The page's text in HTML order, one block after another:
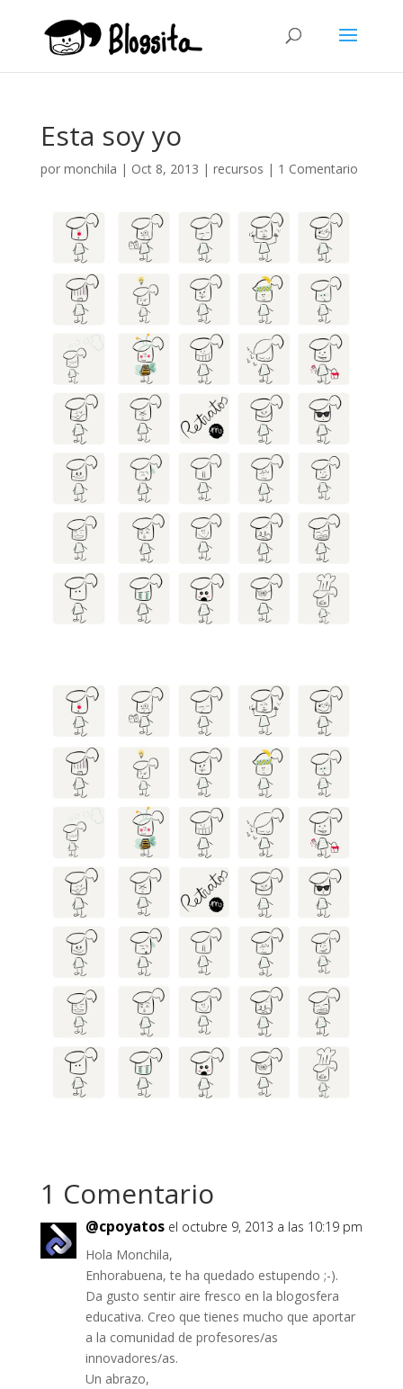
Esta soy yo
por monchila | Oct 8, 2013 | recursos | 1 Comentario
1 Comentario
@cpoyatos el octubre 9, 2013 a las 10:19 pm
Hola Monchila,
Enhorabuena, te ha quedado estupendo ;-).
Da gusto sentir aire fresco en la blogosfera
educativa. Creo que tienes mucho que aportar
a la comunidad de profesores/as
innovadores/as.
Un abrazo,